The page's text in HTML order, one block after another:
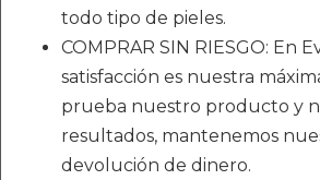
todo tipo de pieles.
COMPRAR SIN RIESGO: En
satisfacción es nuestra
prueba nuestro producto y
resultados, mantenemos
devolución de dinero.